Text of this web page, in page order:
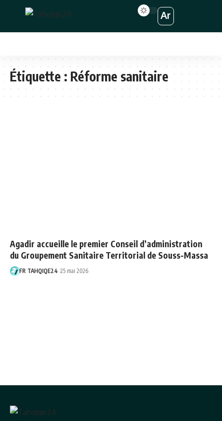
Ar
Étiquette :Réforme sanitaire
Agadir accueille le premier Conseil d’administration
du Groupement Sanitaire Territorial de Souss-Massa
FR TAHQIQE24 25 mai 2026